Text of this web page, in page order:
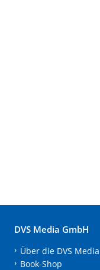
DVS Media GmbH
Über die DVS
Book-Shop